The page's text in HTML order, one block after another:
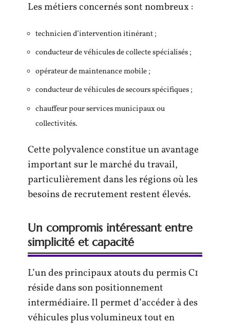
Les métiers concernés sont nombreux :
technicien d’intervention itinérant ;
conducteur de véhicules de collecte spécialisés ;
opérateur de maintenance mobile ;
conducteur de véhicules de secours spécifiques ;
chauffeur pour services municipaux ou
collectivités.
Cette polyvalence constitue un avantage
important sur le marché du travail,
particulièrement dans les régions où les
besoins de recrutement restent élevés.
Un compromis intéressant entre
simplicité et capacité
L’un des principaux atouts du permis C1
réside dans son positionnement
intermédiaire. Il permet d’accéder à des
véhicules plus volumineux tout en